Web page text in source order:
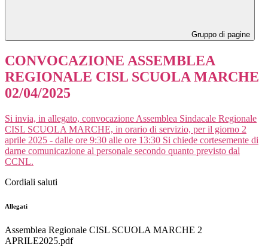
Gruppo di pagine
CONVOCAZIONE ASSEMBLEA
REGIONALE CISL SCUOLA MARCHE
02/04/2025
Si invia, in allegato, convocazione Assemblea Sindacale Regionale
CISL SCUOLA MARCHE, in orario di servizio, per il giorno 2
aprile 2025 - dalle ore 9:30 alle ore 13:30 Si chiede cortesemente di
darne comunicazione al personale secondo quanto previsto dal
CCNL.
Cordiali saluti
Allegati
Assemblea Regionale CISL SCUOLA MARCHE 2
APRILE2025.pdf